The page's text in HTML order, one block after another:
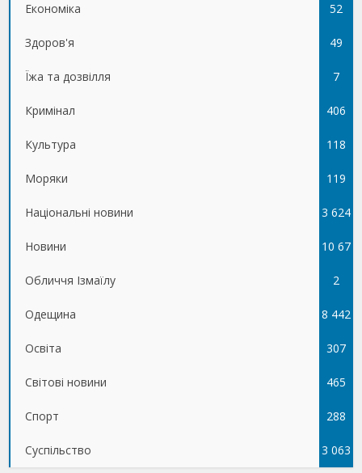
Економіка 52
Здоров'я 49
Їжа та дозвілля 7
Кримінал 406
Культура 118
Моряки 119
Національні новини 3 624
Новини 10 67
5
Обличчя Ізмаїлу 2
Одещина 8 442
Освіта 307
Світові новини 465
Спорт 288
Суспільство 3 063